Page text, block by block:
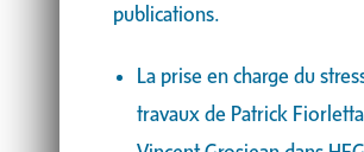
publications.
La prise en charge du
travaux de Patrick